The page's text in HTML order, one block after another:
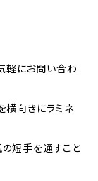
軽にお問い合わ
横向きにラミネ
短手を通すこと